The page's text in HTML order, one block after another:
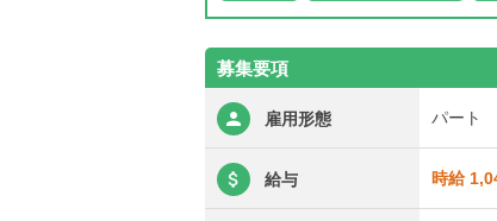
募集要項
雇用形態 パート
給与 時給